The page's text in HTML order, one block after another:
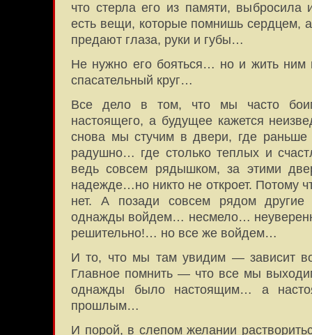
что стерла его из памяти,
есть вещи, которые помнишь сердцем,
предают глаза, руки и губы…
Не нужно его бояться… но и жить ним
спасательный круг…
Все дело в том, что мы часто
настоящего, а будущее кажется
снова мы стучим в двери, где раньше
радушно… где столько теплых и
ведь совсем рядышком, за этими
надежде…но никто не откроет. Потому
нет. А позади совсем рядом
однажды войдем… несмело…
решительно!… но все же войдем…
И то, что мы там увидим — зависит
Главное помнить — что все мы
однажды было настоящим… а
прошлым…
И порой, в слепом желании